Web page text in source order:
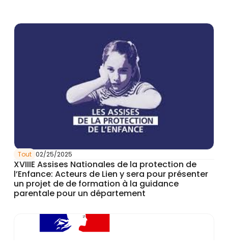
Tout 02/25/2025
XVIIIE Assises Nationales de la protection de
l’Enfance: Acteurs de Lien y sera pour présenter
un projet de de formation à la guidance
parentale pour un département